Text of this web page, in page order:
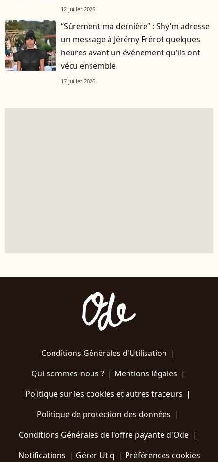
12 juillet 2026
“Sûrement ma dernière” : Shy’m adresse
un message à Jérémy Frérot quelques
heures avant un événement qu'ils ont
vécu ensemble
17 juillet 2026
Conditions Générales d'Utilisation |
Qui sommes-nous ?| Mentions légales |
Politique sur les cookies et autres traceurs |
Politique de protection des données |
Conditions Générales de l'offre payante d'Ode |
Notifications | Gérer Utiq | Préférences cookies